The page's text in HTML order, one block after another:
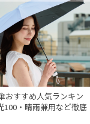
おすすめ人気ランキン
100・晴雨兼用など徹底